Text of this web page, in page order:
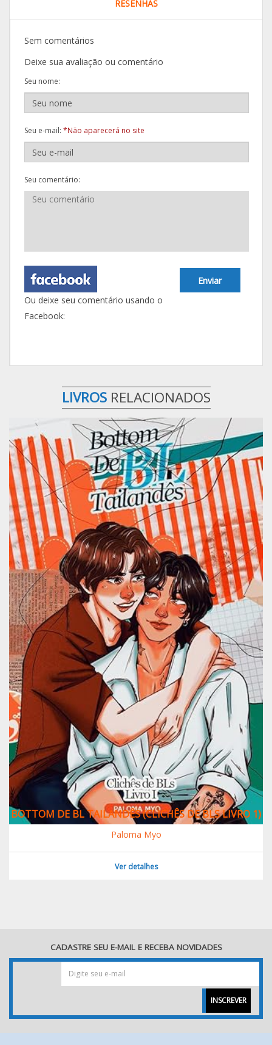
RESENHAS
Sem comentários
Deixe sua avaliação ou comentário
Seu nome:
Seu e-mail: *Não aparecerá no site
Seu comentário:
Enviar
Ou deixe seu comentário usando o
Facebook:
LIVROS RELACIONADOS
BOTTOM DE BL TAILANDÊS (CLICHÊS DE BLS LIVRO 1)
Paloma Myo
Ver detalhes
CADASTRE SEU E-MAIL E RECEBA NOVIDADES
INSCREVER